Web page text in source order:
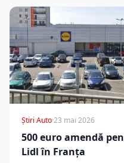
Știri Auto·23 mai 2026
500 euro amendă
Lidl în Franța